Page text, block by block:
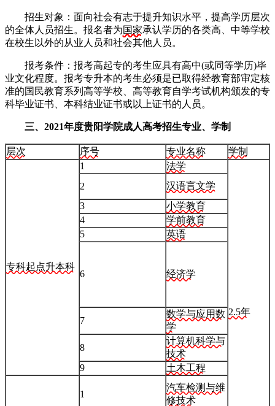
招生对象：面向社会有志于提升知识水平，提高学历层次
的全体人员招生。报名者为国家承认学历的各类高、中等学校
在校生以外的从业人员和社会其他人员。
报考条件：报考高起专的考生应具有高中(或同等学历)毕
业文化程度。报考专升本的考生必须是已取得经教育部审定核
准的国民教育系列高等学校、高等教育自学考试机构颁发的专
科毕业证书、本科结业证书或以上证书的人员。
三、2021年度贵阳学院成人高考招生专业、学制
层次 序号 专业名称 学制
专科起点升本科
1 法学
2.5年
2
汉语言文学
3
小学教育
4
学前教育
5
英语
6 经济学
7
数学与应用数
学
8
计算机科学与
技术
9
土木工程
1
汽车检测与维
修技术